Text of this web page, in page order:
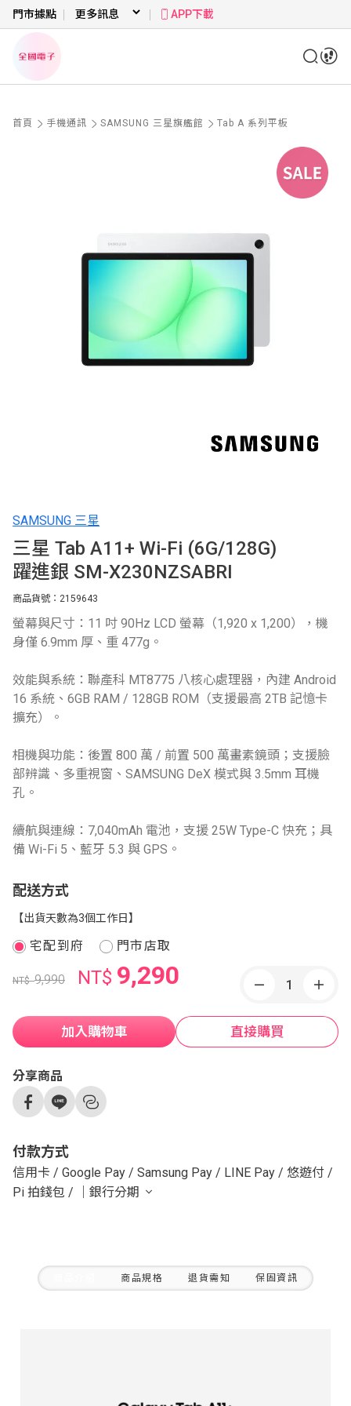
門市據點 APP下載
首頁 手機通訊 SAMSUNG 三星旗艦館 Tab A 系列平板
SAMSUNG 三星
三星 Tab A11+ Wi-Fi (6G/128G)
躍進銀 SM-X230NZSABRI
商品貨號：2159643
螢幕與尺寸：11 吋 90Hz LCD 螢幕（1,920 x 1,200），機
身僅 6.9mm 厚、重 477g。
效能與系統：聯產科 MT8775 八核心處理器，內建 Android
16 系統、6GB RAM / 128GB ROM（支援最高 2TB 記憶卡
擴充）。
相機與功能：後置 800 萬 / 前置 500 萬畫素鏡頭；支援臉
部辨識、多重視窗、SAMSUNG DeX 模式與 3.5mm 耳機
孔。
續航與連線：7,040mAh 電池，支援 25W Type-C 快充；具
備 Wi-Fi 5、藍牙 5.3 與 GPS。
配送方式
【出貨天數為3個工作日】
宅配到府 門市店取
NT$9,990 NT$ 9,290
加入購物車 直接購買
分享商品
付款方式
信用卡 / Google Pay / Samsung Pay / LINE Pay / 悠遊付 /
Pi 拍錢包 / ｜銀行分期
商品規格 退貨需知 保固資訊